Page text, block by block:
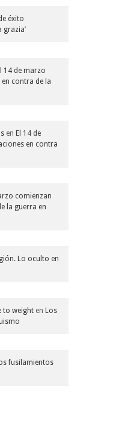
éxito
grazia’
14 de marzo
contra de la
en El 14 de
en contra
comienzan
la guerra en
Lo oculto en
to weight en Los
fusilamientos